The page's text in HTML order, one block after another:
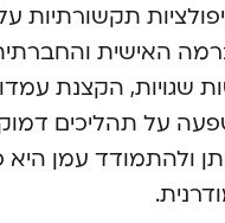
תקשורתיות
האישית
שגויות, הקצנת
על תהליכים
ולהתמודד עמן היא